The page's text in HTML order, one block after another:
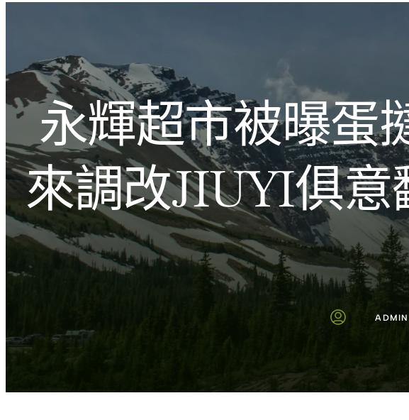
內
容
文化的激盪
永輝超市被曝蛋
來調改JIUYI俱
ADMIN